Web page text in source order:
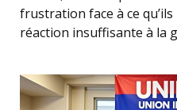
frustration face à ce
réaction insuffisante à la